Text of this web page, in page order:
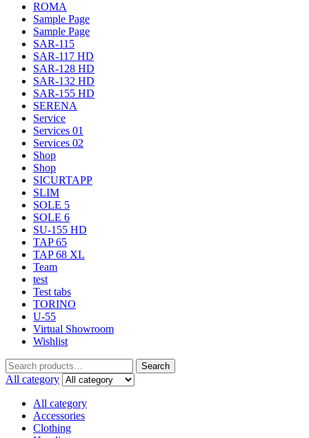
ROMA
Sample Page
Sample Page
SAR-115
SAR-117 HD
SAR-128 HD
SAR-132 HD
SAR-155 HD
SERENA
Service
Services 01
Services 02
Shop
Shop
SICURTAPP
SLIM
SOLE 5
SOLE 6
SU-155 HD
TAP 65
TAP 68 XL
Team
test
Test tabs
TORINO
U-55
Virtual Showroom
Wishlist
Search
All category
All category
Accessories
Clothing